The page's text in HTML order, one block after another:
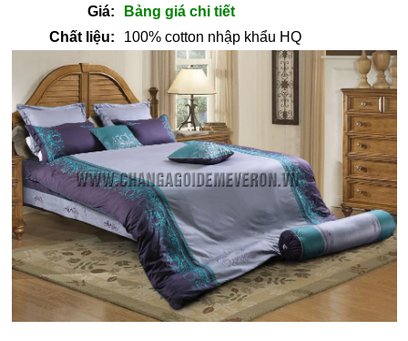
Giá:
Bảng giá chi tiết
Chất liệu:
100% cotton nhập khẩu HQ